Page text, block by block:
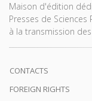
Maison d'édition
Presses de
à la transmission
CONTACTS
FOREIGN RIGHTS